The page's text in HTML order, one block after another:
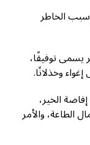
الخاطر
يسمى توفيقًا،
وخذلانًا.
الخير،
الطاعة، والأمر